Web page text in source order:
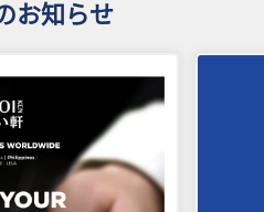
お知らせ